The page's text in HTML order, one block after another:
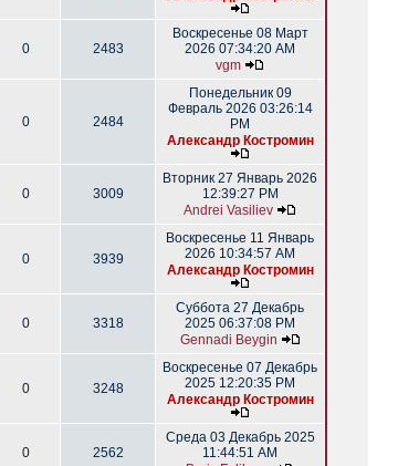
0 2483
Воскресенье 08 Март
2026 07:34:20 AM
vgm
0 2484
Понедельник 09
Февраль 2026 03:26:14
PM
Александр Костромин
0 3009
Вторник 27 Январь 2026
12:39:27 PM
Andrei Vasiliev
0 3939
Воскресенье 11 Январь
2026 10:34:57 AM
Александр Костромин
0 3318
Суббота 27 Декабрь
2025 06:37:08 PM
Gennadi Beygin
0 3248
Воскресенье 07 Декабрь
2025 12:20:35 PM
Александр Костромин
0 2562
Среда 03 Декабрь 2025
11:44:51 AM